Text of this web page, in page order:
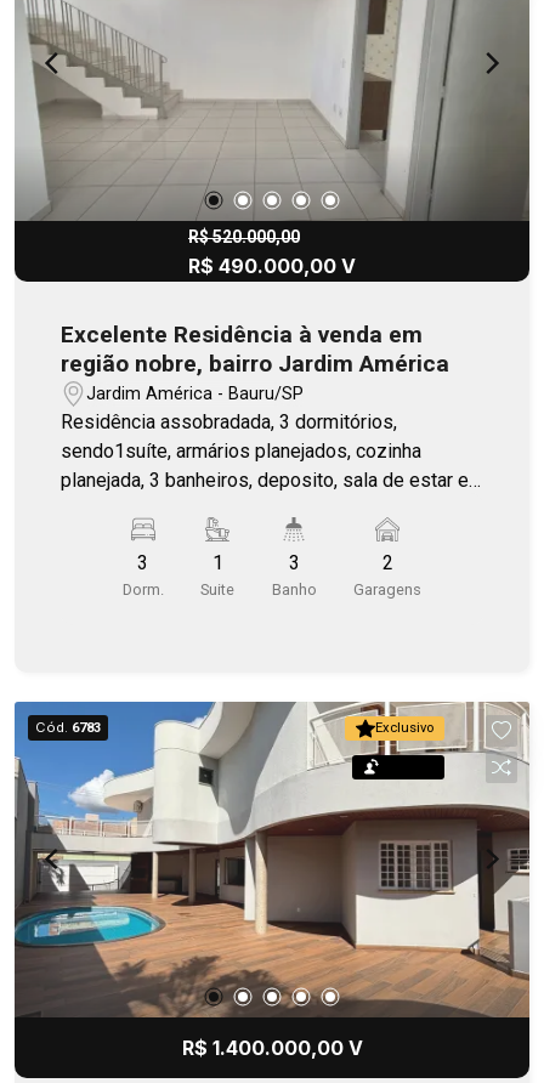
R$ 520.000,00
R$ 490.000,00 V
Excelente Residência à venda em
região nobre, bairro Jardim América
Jardim América - Bauru/SP
Residência assobradada, 3 dormitórios,
sendo1suíte, armários planejados, cozinha
planejada, 3 banheiros, deposito, sala de estar e
3
Dorm.
1
Suite
3
Banho
2
Garagens
Exclusivo
Cód. 6783
R$ 1.400.000,00 V